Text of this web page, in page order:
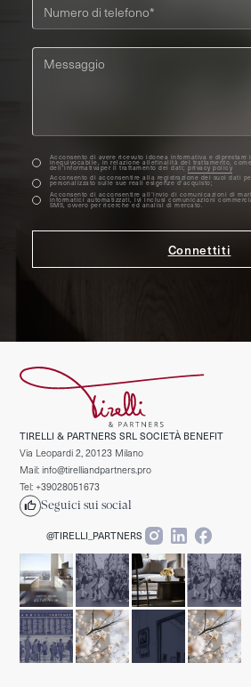
Acconsento di avere ricevuto idonea informativa e diprestare
inequivocabile, in relazione allefinalità del trattamento,
dell’informativaper il trattamento dei dati;privacy policy
Acconsento di acconsentire alla registrazione dei suoi dati
personalizzato sulle sue reali esigenze d'acquisto;
Acconsento di acconsentire all’invio di comunicazioni di
informatici automatizzati, ivi inclusi comunicazioni
SMS, ovvero per ricerche ed analisi di mercato.
TIRELLI & PARTNERS SRL SOCIETÀ BENEFIT
Via Leopardi 2, 20123 Milano
Mail: info@tirelliandpartners.pro
Tel: +39028051673
Seguici sui social
@TIRELLI_PARTNERS